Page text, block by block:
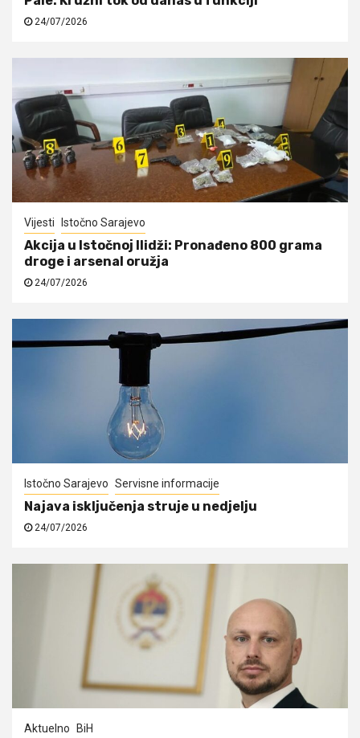
24/07/2026
Vijesti Istočno Sarajevo
Akcija u Istočnoj Ilidži: Pronađeno 800 grama
droge i arsenal oružja
24/07/2026
Istočno Sarajevo Servisne informacije
Najava isključenja struje u nedjelju
24/07/2026
Aktuelno BiH